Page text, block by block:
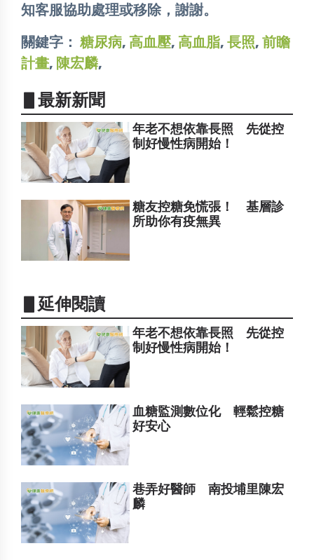
知客服協助處理或移除，謝謝。
關鍵字： 糖尿病, 高血壓, 高血脂, 長照, 前瞻
計畫, 陳宏麟,
▋最新新聞
年老不想依靠長照 先從控
制好慢性病開始！
糖友控糖免慌張！ 基層診
所助你有疫無異
▋延伸閱讀
年老不想依靠長照 先從控
制好慢性病開始！
血糖監測數位化 輕鬆控糖
好安心
巷弄好醫師 南投埔里陳宏
麟